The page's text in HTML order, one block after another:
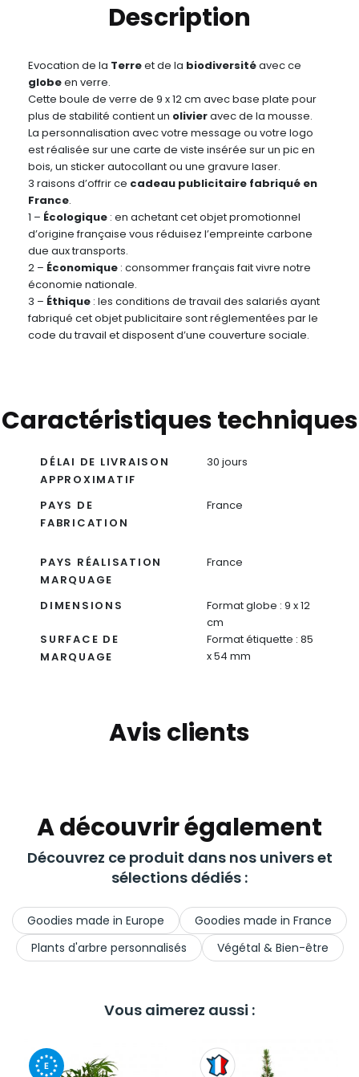
Description
Evocation de la Terreet de la biodiversitéavec ce
globeen verre.
Cette boule de verre de 9 x 12 cm avec base plate pour
plus de stabilité contient un olivieravec de la mousse.
La personnalisation avec votre message ou votre logo
est réalisée sur une carte de viste insérée sur un pic en
bois, un sticker autocollant ou une gravure laser.
3 raisons d’offrir ce cadeau publicitaire fabriqué en
France.
1 – Écologique : en achetant cet objet promotionnel
d’origine française vous réduisez l’empreinte carbone
due aux transports.
2 – Économique : consommer français fait vivre notre
économie nationale.
3 – Éthique : les conditions de travail des salariés ayant
fabriqué cet objet publicitaire sont réglementées par le
code du travail et disposent d’une couverture sociale.
Caractéristiques techniques
DÉLAI DE LIVRAISON
APPROXIMATIF
30 jours
PAYS DE
FABRICATION
France
PAYS RÉALISATION
MARQUAGE
France
DIMENSIONS
Format globe : 9 x 12
cm
SURFACE DE
MARQUAGE
Format étiquette : 85
x 54 mm
Avis clients
A découvrir également
Découvrez ce produit dans nos univers et
sélections dédiés :
Goodies made in Europe
Goodies made in France
Plants d'arbre personnalisés
Végétal & Bien-être
Vous aimerez aussi :